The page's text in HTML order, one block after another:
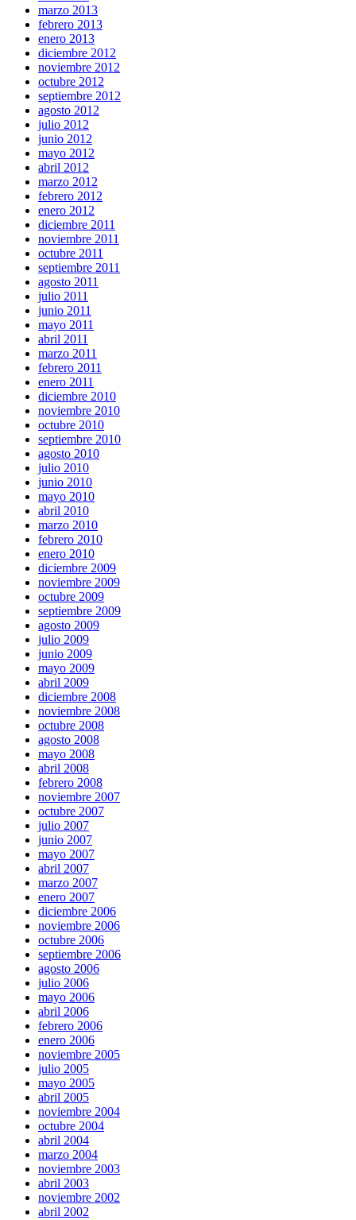
marzo 2013
febrero 2013
enero 2013
diciembre 2012
noviembre 2012
octubre 2012
septiembre 2012
agosto 2012
julio 2012
junio 2012
mayo 2012
abril 2012
marzo 2012
febrero 2012
enero 2012
diciembre 2011
noviembre 2011
octubre 2011
septiembre 2011
agosto 2011
julio 2011
junio 2011
mayo 2011
abril 2011
marzo 2011
febrero 2011
enero 2011
diciembre 2010
noviembre 2010
octubre 2010
septiembre 2010
agosto 2010
julio 2010
junio 2010
mayo 2010
abril 2010
marzo 2010
febrero 2010
enero 2010
diciembre 2009
noviembre 2009
octubre 2009
septiembre 2009
agosto 2009
julio 2009
junio 2009
mayo 2009
abril 2009
diciembre 2008
noviembre 2008
octubre 2008
agosto 2008
mayo 2008
abril 2008
febrero 2008
noviembre 2007
octubre 2007
julio 2007
junio 2007
mayo 2007
abril 2007
marzo 2007
enero 2007
diciembre 2006
noviembre 2006
octubre 2006
septiembre 2006
agosto 2006
julio 2006
mayo 2006
abril 2006
febrero 2006
enero 2006
noviembre 2005
julio 2005
mayo 2005
abril 2005
noviembre 2004
octubre 2004
abril 2004
marzo 2004
noviembre 2003
abril 2003
noviembre 2002
abril 2002